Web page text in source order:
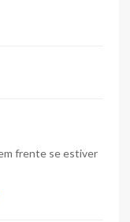
frente se estiver